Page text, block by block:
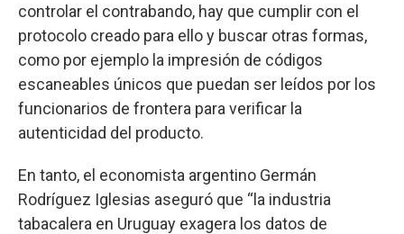
controlar el contrabando, hay que cumplir con el
protocolo creado para ello y buscar otras formas,
como por ejemplo la impresión de códigos
escaneables únicos que puedan ser leídos por los
funcionarios de frontera para verificar la
autenticidad del producto.
En tanto, el economista argentino Germán
Rodríguez Iglesias aseguró que “la industria
tabacalera en Uruguay exagera los datos de